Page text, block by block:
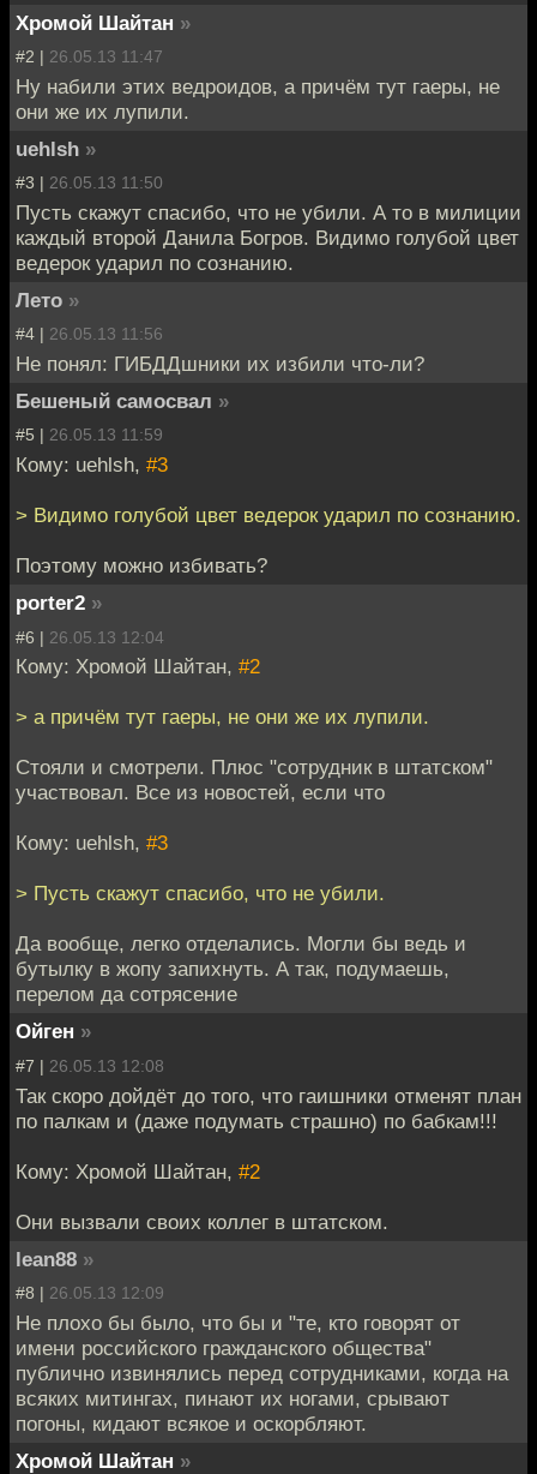
Хромой Шайтан »
#2 | 26.05.13 11:47
Ну набили этих ведроидов, а причём тут гаеры, не
они же их лупили.
uehlsh »
#3 | 26.05.13 11:50
Пусть скажут спасибо, что не убили. А то в милиции
каждый второй Данила Богров. Видимо голубой цвет
ведерок ударил по сознанию.
Лето »
#4 | 26.05.13 11:56
Не понял: ГИБДДшники их избили что-ли?
Бешеный самосвал »
#5 | 26.05.13 11:59
Кому: uehlsh, #3
> Видимо голубой цвет ведерок ударил по сознанию.
Поэтому можно избивать?
porter2 »
#6 | 26.05.13 12:04
Кому: Хромой Шайтан, #2
> а причём тут гаеры, не они же их лупили.
Стояли и смотрели. Плюс "сотрудник в штатском"
участвовал. Все из новостей, если что
Кому: uehlsh, #3
> Пусть скажут спасибо, что не убили.
Да вообще, легко отделались. Могли бы ведь и
бутылку в жопу запихнуть. А так, подумаешь,
перелом да сотрясение
Ойген »
#7 | 26.05.13 12:08
Так скоро дойдёт до того, что гаишники отменят план
по палкам и (даже подумать страшно) по бабкам!!!
Кому: Хромой Шайтан, #2
Они вызвали своих коллег в штатском.
lean88 »
#8 | 26.05.13 12:09
Не плохо бы было, что бы и "те, кто говорят от
имени российского гражданского общества"
публично извинялись перед сотрудниками, когда на
всяких митингах, пинают их ногами, срывают
погоны, кидают всякое и оскорбляют.
Хромой Шайтан »